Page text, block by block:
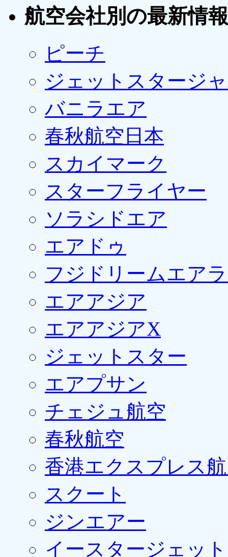
航空会社別の最新情報
ピーチ
ジェットスタージ
バニラエア
春秋航空日本
スカイマーク
スターフライヤー
ソラシドエア
エアドゥ
フジドリームエア
エアアジア
エアアジアX
ジェットスター
エアプサン
チェジュ航空
春秋航空
香港エクスプレス
スクート
ジンエアー
イースタージェット